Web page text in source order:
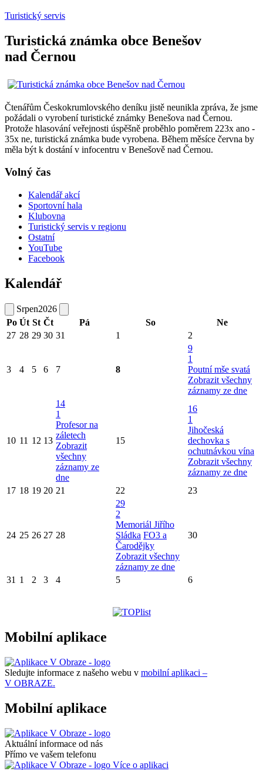
Turistický servis
Turistická známka obce Benešov
nad Černou
Čtenářům Českokrumlovského deníku jistě neunikla zpráva, že jsme
požádali o vyrobení turistické známky Benešova nad Černou.
Protože hlasování veřejnosti úspěšně proběhlo poměrem 223x ano -
35x ne, turistická známka bude vyrobena. Během měsíce června by
měla být k dostání v infocentru v Benešově nad Černou.
Volný čas
Kalendář akcí
Sportovní hala
Klubovna
Turistický servis v regionu
Ostatní
YouTube
Facebook
Kalendář
Srpen2026
Po Út St Čt Pá So
Ne
27 28 29 30 31 1 2
3 4 5 6 7 8
9
1
Poutní mše svatá
Zobrazit všechny
záznamy ze dne
10 11 12 13
14
1
Profesor na
záletech
Zobrazit
všechny
záznamy ze
dne
15
16
1
Jihočeská
dechovka s
ochutnávkou vína
Zobrazit všechny
záznamy ze dne
17 18 19 20 21 22 23
24 25 26 27 28
29
2
Memoriál Jiřího
Sládka FO3 a
Čarodějky
Zobrazit všechny
záznamy ze dne
30
31 1 2 3 4 5 6
Mobilní aplikace
Sledujte informace z našeho webu v mobilní aplikaci –
V OBRAZE.
Mobilní aplikace
Aktuální informace od nás
Přímo ve vašem telefonu
Více o aplikaci